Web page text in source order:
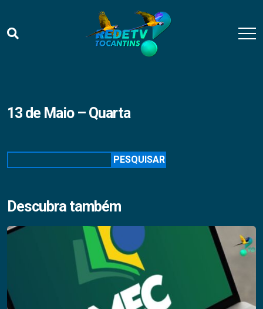
13 de Maio – Quarta
PESQUISAR
Descubra também